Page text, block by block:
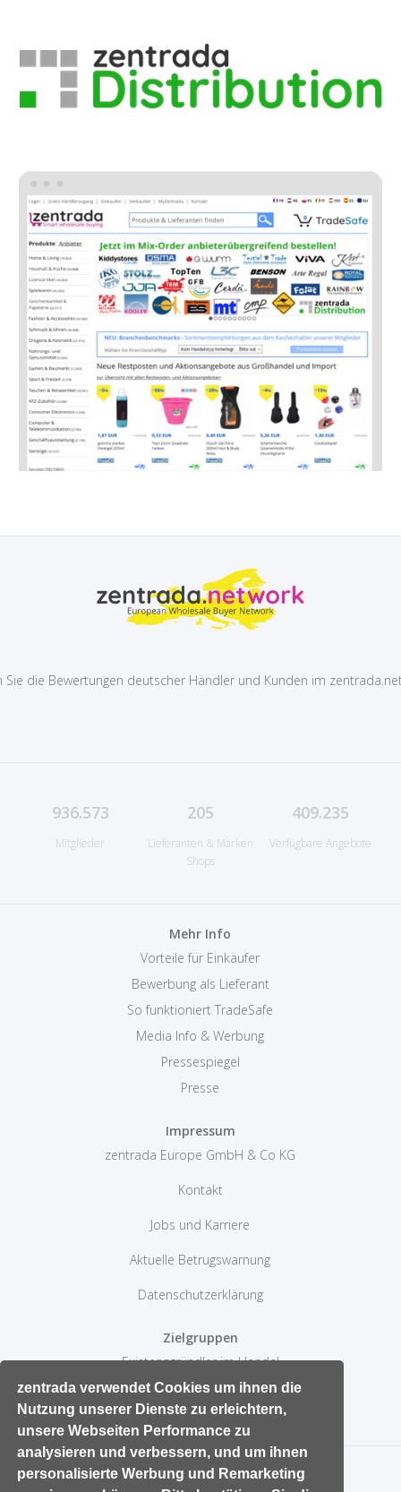
zentrada verwendet Cookies um ihnen die
Nutzung unserer Dienste zu erleichtern,
unsere Webseiten Performance zu
analysieren und verbessern, und um ihnen
personalisierte Werbung und Remarketing
Sie die Bewertungen deutscher Händler und Kunden im
936.573
Mitglieder
205
Lieferanten & Marken
Shops
409.235
Verfügbare Angebote
Mehr Info
Vorteile für Einkäufer
Bewerbung als Lieferant
So funktioniert TradeSafe
Media Info & Werbung
Pressespiegel
Presse
Impressum
zentrada Europe GmbH & Co KG
Kontakt
Jobs und Karriere
Aktuelle Betrugswarnung
Datenschutzerklärung
Zielgruppen
Existenzgründler im Handel
10 Erfolgtips im Einzelhandel
Aktive Sortimentspolitik